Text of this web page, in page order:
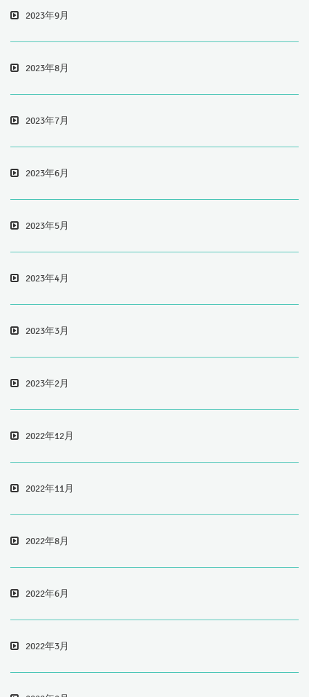
2023年9月
2023年8月
2023年7月
2023年6月
2023年5月
2023年4月
2023年3月
2023年2月
2022年12月
2022年11月
2022年8月
2022年6月
2022年3月